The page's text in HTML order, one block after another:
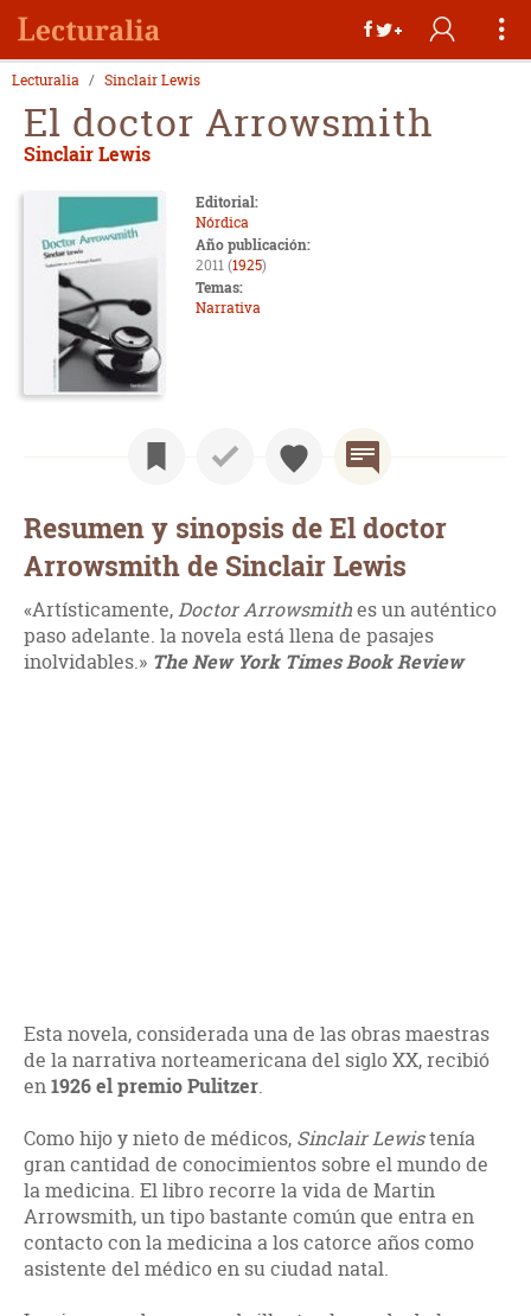
Lecturalia Sinclair Lewis
El doctor Arrowsmith
Sinclair Lewis
Editorial:
Nórdica
Año publicación:
2011 (1925)
Temas:
Narrativa
Resumen y sinopsis de El doctor
Arrowsmith de Sinclair Lewis
«Artísticamente,Doctor Arrowsmithes un auténtico
paso adelante. la novela está llena de pasajes
inolvidables.» The New York Times Book Review
Esta novela, considerada una de las obras maestras
de la narrativa norteamericana del siglo XX, recibió
en1926 el premio Pulitzer.
Como hijo y nieto de médicos, Sinclair Lewistenía
gran cantidad de conocimientos sobre el mundo de
la medicina. El libro recorre la vida de Martin
Arrowsmith, un tipo bastante común que entra en
contacto con la medicina a los catorce años como
asistente del médico en su ciudad natal.